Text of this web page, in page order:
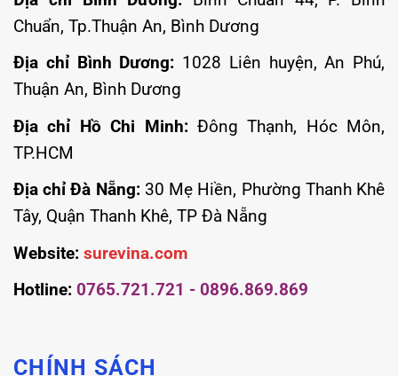
Chuẩn, Tp.Thuận An, Bình Dương
Địa chỉ Bình Dương: 1028 Liên huyện, An Phú,
Thuận An, Bình Dương
Địa chỉ Hồ Chi Minh:Đông Thạnh, Hóc Môn,
TP.HCM
Địa chỉ Đà Nẵng:30 Mẹ Hiền, Phường Thanh Khê
Tây, Quận Thanh Khê, TP Đà Nẵng
Website: surevina.com
Hotline: 0765.721.721 - 0896.869.869
CHÍNH SÁCH